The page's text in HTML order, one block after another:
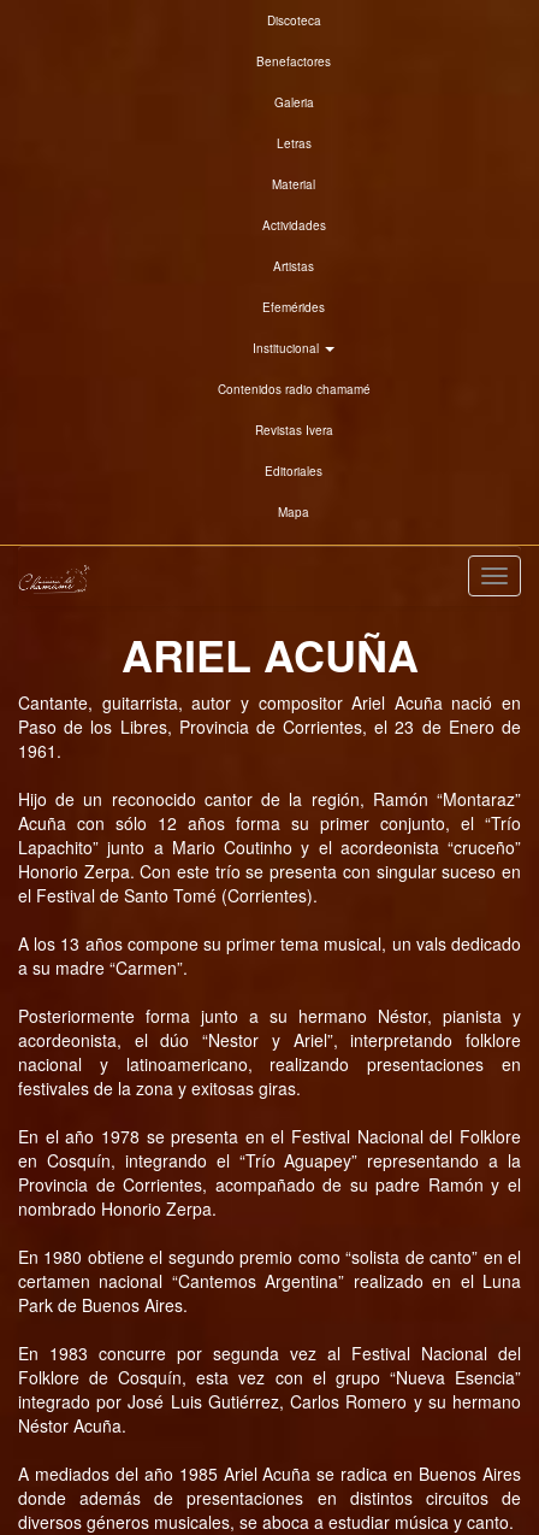
Discoteca
Benefactores
Galeria
Letras
Material
Actividades
Artistas
Efemérides
Institucional
Contenidos radio chamamé
Revistas Ivera
Editoriales
Mapa
ARIEL ACUÑA
Cantante, guitarrista, autor y compositor Ariel Acuña nació en
Paso de los Libres, Provincia de Corrientes, el 23 de Enero de
1961.
Hijo de un reconocido cantor de la región, Ramón “Montaraz”
Acuña con sólo 12 años forma su primer conjunto, el “Trío
Lapachito” junto a Mario Coutinho y el acordeonista “cruceño”
Honorio Zerpa. Con este trío se presenta con singular suceso en
el Festival de Santo Tomé (Corrientes).
A los 13 años compone su primer tema musical, un vals dedicado
a su madre “Carmen”.
Posteriormente forma junto a su hermano Néstor, pianista y
acordeonista, el dúo “Nestor y Ariel”, interpretando folklore
nacional y latinoamericano, realizando presentaciones en
festivales de la zona y exitosas giras.
En el año 1978 se presenta en el Festival Nacional del Folklore
en Cosquín, integrando el “Trío Aguapey” representando a la
Provincia de Corrientes, acompañado de su padre Ramón y el
nombrado Honorio Zerpa.
En 1980 obtiene el segundo premio como “solista de canto” en el
certamen nacional “Cantemos Argentina” realizado en el Luna
Park de Buenos Aires.
En 1983 concurre por segunda vez al Festival Nacional del
Folklore de Cosquín, esta vez con el grupo “Nueva Esencia”
integrado por José Luis Gutiérrez, Carlos Romero y su hermano
Néstor Acuña.
A mediados del año 1985 Ariel Acuña se radica en Buenos Aires
donde además de presentaciones en distintos circuitos de
diversos géneros musicales, se aboca a estudiar música y canto.